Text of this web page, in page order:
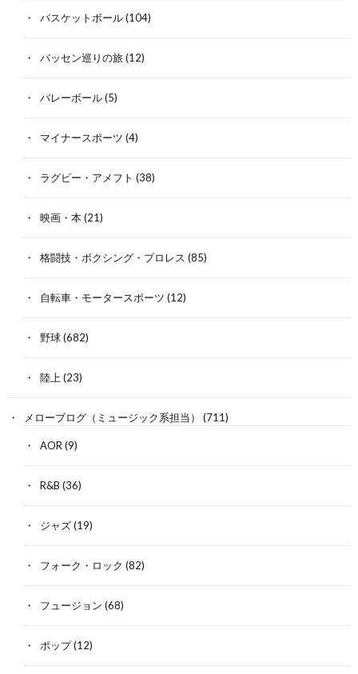
バスケットボール(104)
バッセン巡りの旅(12)
バレーボール(5)
マイナースポーツ (4)
ラグビー・アメフト (38)
映画・本(21)
格闘技・ボクシング・プロレス (85)
自転車・モータースポーツ (12)
野球(682)
陸上(23)
メローブログ（ミュージック系担当） (711)
AOR(9)
R&B (36)
ジャズ(19)
フォーク・ロック (82)
フュージョン (68)
ポップ(12)